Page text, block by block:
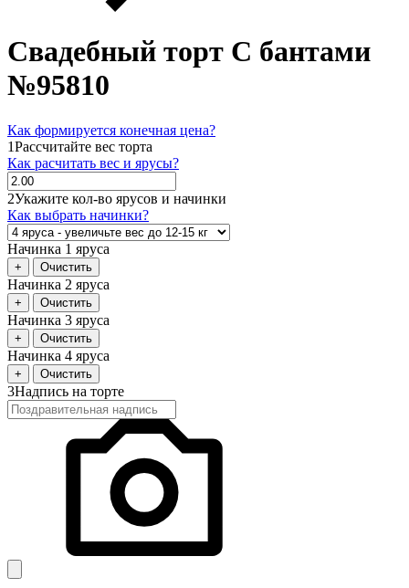
Свадебный торт С бантами
№95810
Как формируется конечная цена?
1Рассчитайте вес торта
Как расчитать вес и ярусы?
2Укажите кол-во ярусов и начинки
Как выбрать начинки?
Начинка 1 яруса
+ Очистить
Начинка 2 яруса
+ Очистить
Начинка 3 яруса
+ Очистить
Начинка 4 яруса
+ Очистить
3Надпись на торте